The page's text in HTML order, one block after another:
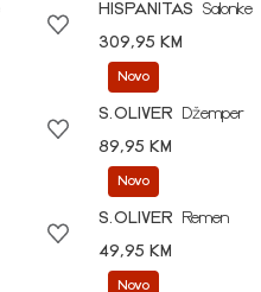
HISPANITAS
Salonke
309,95 KM
Novo
S.OLIVER
Džemper
89,95 KM
Novo
S.OLIVER
Remen
49,95 KM
Novo